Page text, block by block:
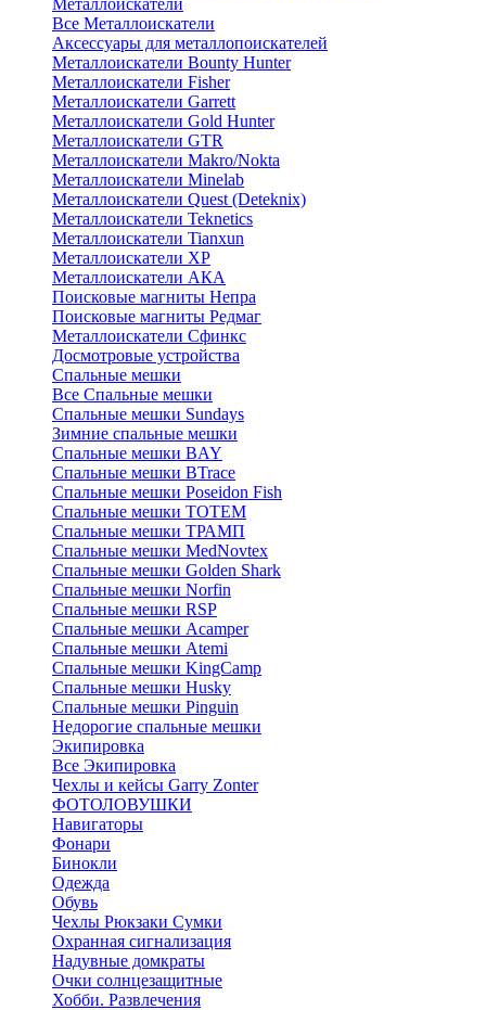
Металлоискатели
Все Металлоискатели
Аксессуары для металлопоискателей
Металлоискатели Bounty Hunter
Металлоискатели Fisher
Металлоискатели Garrett
Металлоискатели Gold Hunter
Металлоискатели GTR
Металлоискатели Makro/Nokta
Металлоискатели Minelab
Металлоискатели Quest (Deteknix)
Металлоискатели Teknetics
Металлоискатели Tianxun
Металлоискатели XP
Металлоискатели АКА
Поисковые магниты Непра
Поисковые магниты Редмаг
Металлоискатели Сфинкс
Досмотровые устройства
Спальные мешки
Все Спальные мешки
Спальные мешки Sundays
Зимние спальные мешки
Спальные мешки BAY
Спальные мешки BTrace
Спальные мешки Poseidon Fish
Спальные мешки ТОТЕМ
Спальные мешки ТРАМП
Cпальные мешки MedNovtex
Спальные мешки Golden Shark
Спальные мешки Norfin
Спальные мешки RSP
Спальные мешки Acamper
Спальные мешки Atemi
Спальные мешки KingCamp
Спальные мешки Husky
Спальные мешки Pinguin
Недорогие спальные мешки
Экипировка
Все Экипировка
Чехлы и кейсы Garry Zonter
ФОТОЛОВУШКИ
Навигаторы
Фонари
Бинокли
Одежда
Обувь
Чехлы Рюкзаки Сумки
Охранная сигнализация
Надувные домкраты
Очки солнцезащитные
Хобби. Развлечения